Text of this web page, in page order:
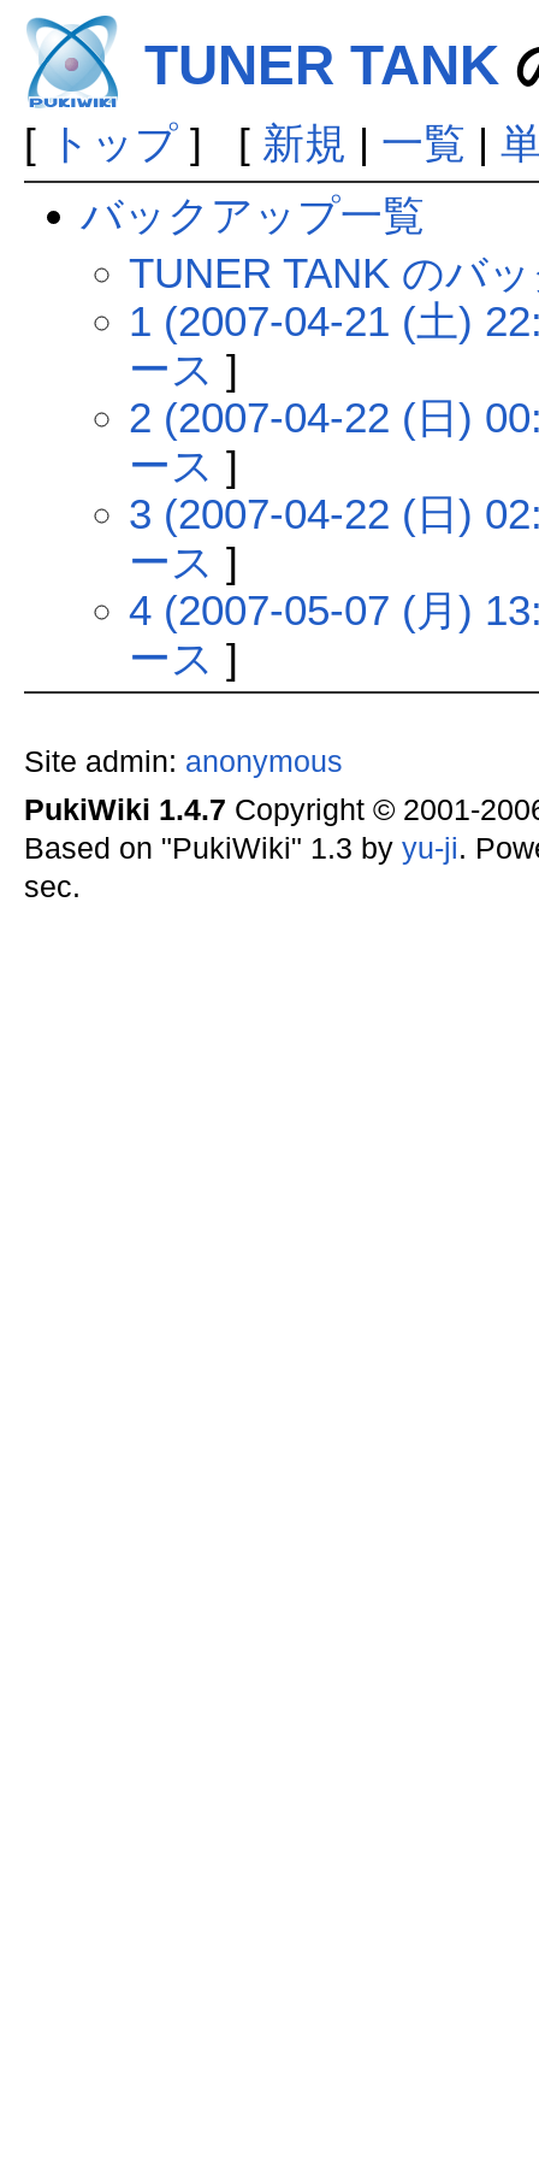
TUNER TANK
[ トップ] [ 新規 | 一覧 |
バックアップ一覧
TUNER TANK のバ
1 (2007-04-21 (土)
ース ]
2 (2007-04-22 (日)
ース ]
3 (2007-04-22 (日)
ース ]
4 (2007-05-07 (月)
ース ]
Site admin: anonymous
PukiWiki 1.4.7 Copyright © 2001-
Based on "PukiWiki" 1.3 by yu-ji.
sec.